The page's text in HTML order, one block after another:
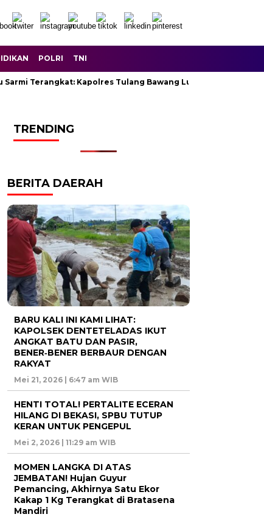
POLRI TNI
Terangkat: Kapolres Tulang Bawang Lunasi Seluruh
TRENDING
BERITA DAERAH
BARU KALI INI KAMI LIHAT:
KAPOLSEK DENTETELADAS IKUT
ANGKAT BATU DAN PASIR,
BENER‑BENER BERBAUR DENGAN
RAKYAT
Mei 21, 2026 | 6:47 am WIB
HENTI TOTAL! PERTALITE ECERAN
HILANG DI BEKASI, SPBU TUTUP
KERAN UNTUK PENGEPUL
Mei 2, 2026 | 11:29 am WIB
MOMEN LANGKA DI ATAS
JEMBATAN! Hujan Guyur
Pemancing, Akhirnya Satu Ekor
Kakap 1 Kg Terangkat di Bratasena
Mandiri